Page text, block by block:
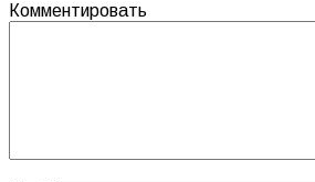
Комментировать